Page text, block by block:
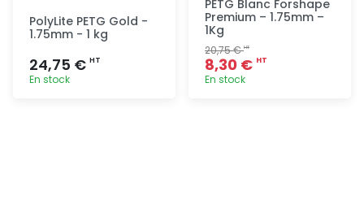
PolyLite PETG Gold -
1.75mm - 1 kg
24,75 € HT
En stock
PETG Blanc Forshape
Premium – 1.75mm –
1Kg
20,75 €HT
8,30 € HT
En stock